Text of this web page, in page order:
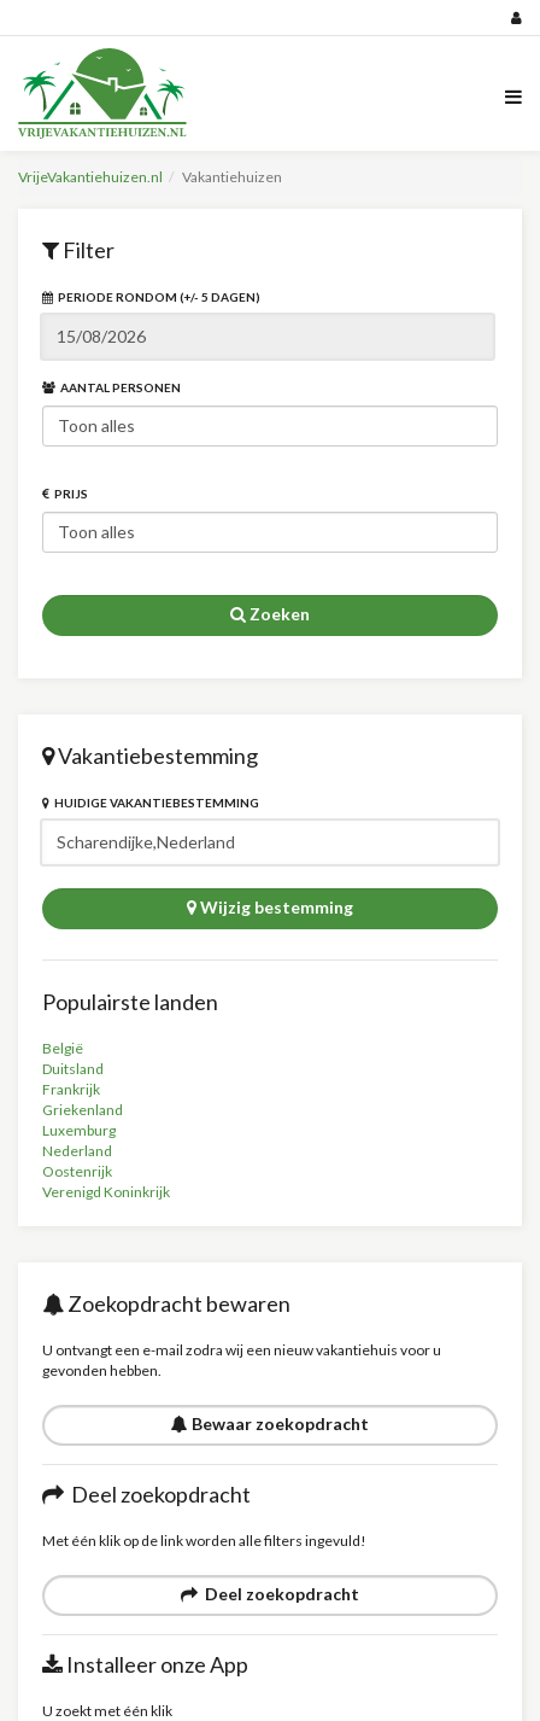
VrijeVakantiehuizen.nl Vakantiehuizen
Filter
PERIODE RONDOM (+/- 5 DAGEN)
AANTAL PERSONEN
PRIJS
Zoeken
Vakantiebestemming
HUIDIGE VAKANTIEBESTEMMING
Wijzig bestemming
Populairste landen
België
Duitsland
Frankrijk
Griekenland
Luxemburg
Nederland
Oostenrijk
Verenigd Koninkrijk
Zoekopdracht bewaren
U ontvangt een e-mail zodra wij een nieuw vakantiehuis voor u
gevonden hebben.
Bewaar zoekopdracht
Deel zoekopdracht
Met één klik op de link worden alle filters ingevuld!
Deel zoekopdracht
Installeer onze App
U zoekt met één klik